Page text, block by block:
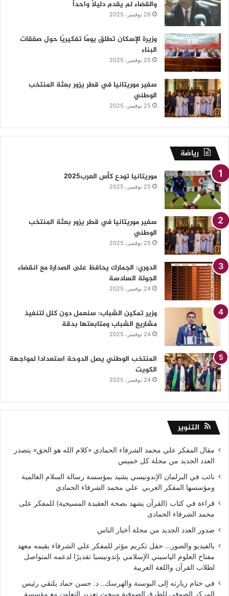
والقضاء لم يقدم دليلاً واحداً
26 نوفمبر، 2025
وزيرة الإسكان تطلق يومًا تفكيريًا حول صفقات
البناء
25 نوفمبر، 2025
سفير موريتانيا في قطر يزور بعثة المنتخب
الوطني
25 نوفمبر، 2025
رياضة
موريتانيا تودع كأس العرب2025
25 نوفمبر، 2025
سفير موريتانيا في قطر يزور بعثة المنتخب
الوطني
25 نوفمبر، 2025
الدوري: الجمارك يحافظ على الصدارة مع انقضاء
الجولة السادسة
24 نوفمبر، 2025
وزير تمكين الشباب: سنعمل دون كلل لتنفيذ
مشاريع الشباب ومتابعتها بدقة
24 نوفمبر، 2025
المنتخب الوطني يصل الدوحة استعدادا لمواجهة
الكويت
24 نوفمبر، 2025
التنوير
مقال المفكر علي محمد الشرفاء الحمادي «كلام الله هو الحق» يتصدر
العدد الجديد من مجلة كل خميس
نائب في البرلمان الإندونيسي يشيد بمؤسسة رسالة السلام العالمية
ومؤسسها المفكر العربي علي محمد الشرفاء الحمادي
قراءة في كتاب (القرآن يشهد بصحة العقيدة المسيحية) للمفكر على
محمد الشرفاء الحمادى
صدور العدد الجديد من مجلة أخبار الناس
بالفيديو والصور… حفل تكريم مؤثر للمفكر علي الشرفاء يقيمه معهد
مفتاح العلوم الياسيني الإسلامي بإندونيسيا تقديرًا لدعمه المتواصل
لطلاب القرآن واللغة العربية
في ختام زيارته إلى البوسنة والهرسك.. د. حسن حماد يلتقي رئيس
المركز الصوفي للطرق الصوفية ويبحث تعزيز التعاون مع مؤسسة